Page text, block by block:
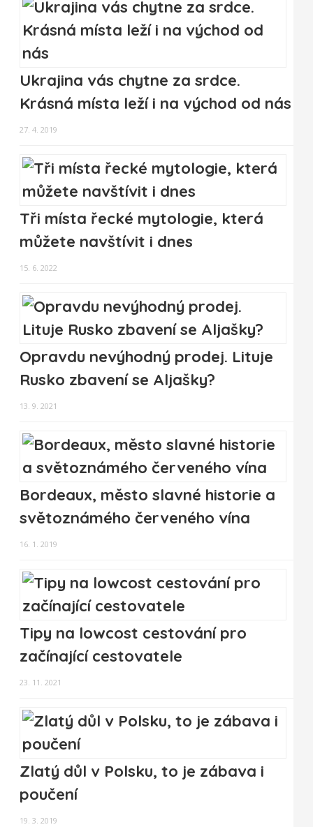
Ukrajina vás chytne za srdce.
Krásná místa leží i na východ od nás
27. 4. 2019
Tři místa řecké mytologie, která
můžete navštívit i dnes
15. 6. 2022
Opravdu nevýhodný prodej. Lituje
Rusko zbavení se Aljašky?
13. 9. 2021
Bordeaux, město slavné historie a
světoznámého červeného vína
16. 1. 2019
Tipy na lowcost cestování pro
začínající cestovatele
23. 11. 2021
Zlatý důl v Polsku, to je zábava i
poučení
19. 3. 2019